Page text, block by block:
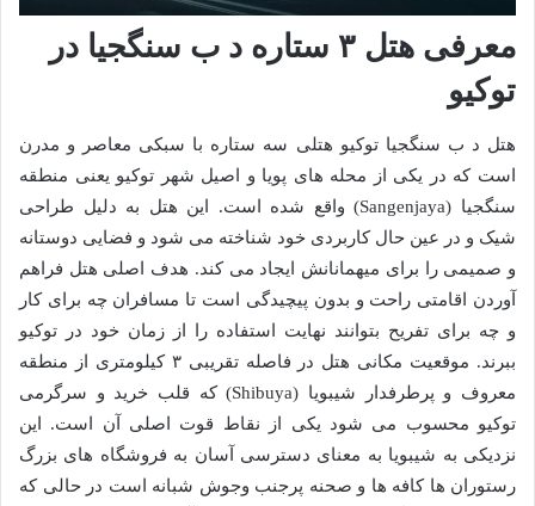
معرفی هتل ۳ ستاره د ب سنگجیا در
توکیو
هتل د ب سنگجیا توکیو هتلی سه ستاره با سبکی معاصر و مدرن
است که در یکی از محله های پویا و اصیل شهر توکیو یعنی منطقه
سنگجیا (Sangenjaya) واقع شده است. این هتل به دلیل طراحی
شیک و در عین حال کاربردی خود شناخته می شود و فضایی دوستانه
و صمیمی را برای میهمانانش ایجاد می کند. هدف اصلی هتل فراهم
آوردن اقامتی راحت و بدون پیچیدگی است تا مسافران چه برای کار
و چه برای تفریح بتوانند نهایت استفاده را از زمان خود در توکیو
ببرند. موقعیت مکانی هتل در فاصله تقریبی ۳ کیلومتری از منطقه
معروف و پرطرفدار شیبویا (Shibuya) که قلب خرید و سرگرمی
توکیو محسوب می شود یکی از نقاط قوت اصلی آن است. این
نزدیکی به شیبویا به معنای دسترسی آسان به فروشگاه های بزرگ
رستوران ها کافه ها و صحنه پرجنب وجوش شبانه است در حالی که